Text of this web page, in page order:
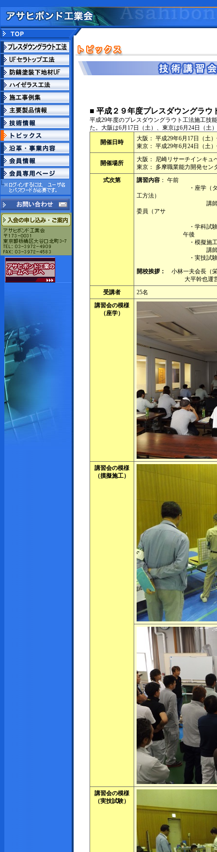
■ 平成２９年度プレスダウングラウ
平成29年度のプレスダウングラウト工法施工技
た。大阪は6月17日（土）、東京は6月24日（土
開催日時
大阪： 平成29年6月17日（土
東京： 平成29年6月24日（土
開催場所
大阪： 尼崎リサーチインキュ
東京： 多摩職業能力開発セン
式次第
講習内容 ： 午前
・座学（タイルの基
工方法）
講師：大平幹也運
委員（アサ
・学科試験（
午後
・模擬施
講師：半谷公明氏
・実技試
開校挨拶：
小林一夫会長（
大平幹也運営委員
受講者
25名
講習会の模様
（座学）
講習会の模様
（摸擬施工）
講習会の模様
（実技試験）